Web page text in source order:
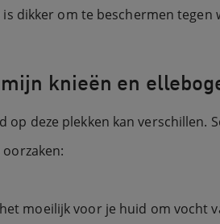
dikker om te beschermen tegen
knieën en
deze plekken kan verschillen.
moeilijk voor je huid om vocht